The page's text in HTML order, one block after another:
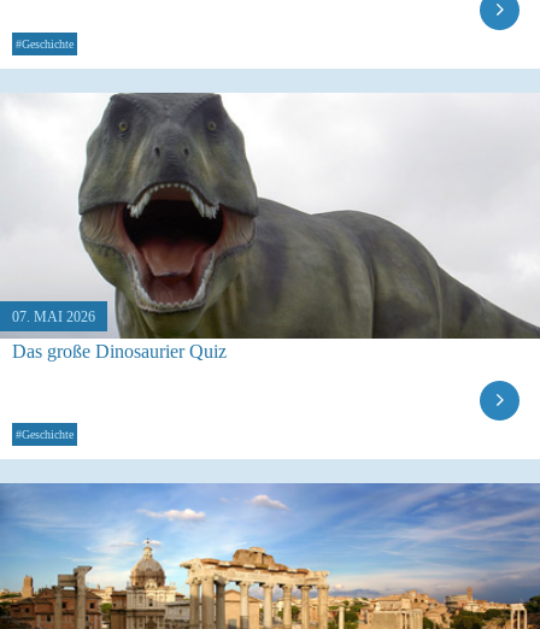
#Geschichte
07. MAI 2026
Das große Dinosaurier Quiz
#Geschichte